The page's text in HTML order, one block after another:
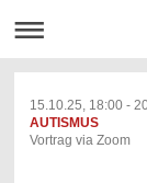
15.10.25, 18:00 -
AUTISMUS
Vortrag via Zoom